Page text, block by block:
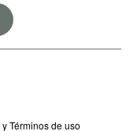
Términos de uso